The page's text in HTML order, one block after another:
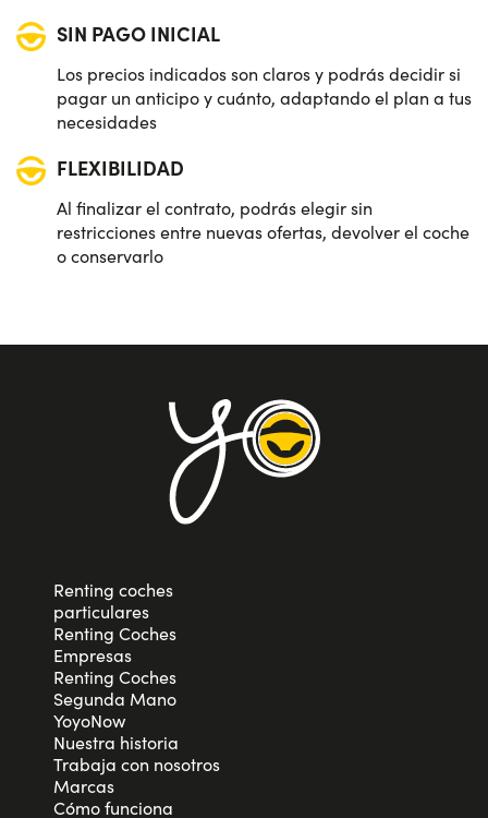
SIN PAGO INICIAL
Los precios indicados son claros y podrás decidir si
pagar un anticipo y cuánto, adaptando el plan a tus
necesidades
FLEXIBILIDAD
Al finalizar el contrato, podrás elegir sin
restricciones entre nuevas ofertas, devolver el coche
o conservarlo
Renting coches
particulares
Renting Coches
Empresas
Renting Coches
Segunda Mano
YoyoNow
Nuestra historia
Trabaja con nosotros
Marcas
Cómo funciona